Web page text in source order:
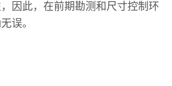
因此，在前期勘测和尺寸控制环
误。